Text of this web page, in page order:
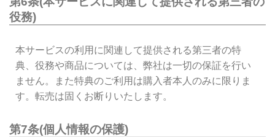
役務)
本サービスの利用に関連して提供される第三者の特
典、役務や商品については、弊社は一切の保証を行い
ません。また特典のご利用は購入者本人のみに限りま
す。転売は固くお断りいたします。
第7条(個人情報の保護)